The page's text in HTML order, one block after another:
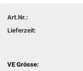
Art.Nr.:
Lieferzeit:
VE Grösse: